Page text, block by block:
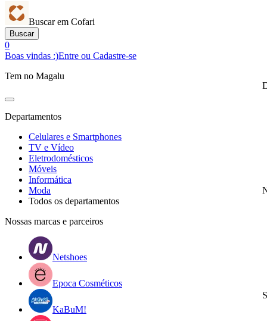
Buscar em Cofari
Buscar
0
Boas vindas :)Entre ou Cadastre-se
Tem no Magalu
Departamentos
Celulares e Smartphones
TV e Vídeo
Eletrodomésticos
Móveis
Informática
Moda
Todos os departamentos
Nossas marcas e parceiros
Netshoes
Epoca Cosméticos
KaBuM!